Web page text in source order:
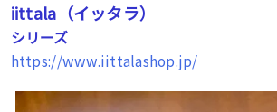
iittala（イッタラ）
シリーズ
https://www.iittalashop.jp/